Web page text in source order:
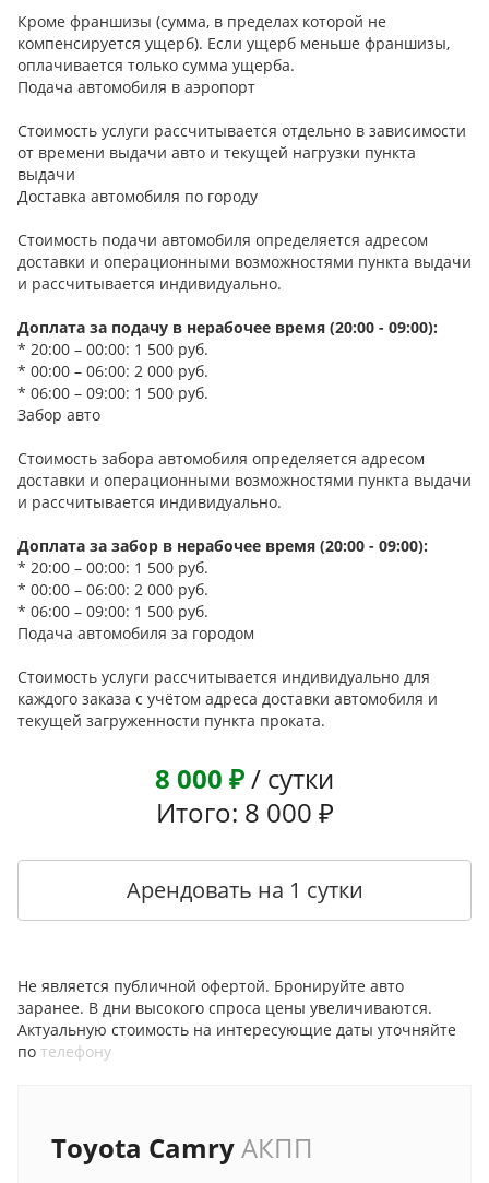
Кроме франшизы (сумма, в пределах которой не
компенсируется ущерб). Если ущерб меньше франшизы,
оплачивается только сумма ущерба.
Подача автомобиля в аэропорт
Стоимость услуги рассчитывается отдельно в зависимости
от времени выдачи авто и текущей нагрузки пункта
выдачи
Доставка автомобиля по городу
Стоимость подачи автомобиля определяется адресом
доставки и операционными возможностями пункта выдачи
и рассчитывается индивидуально.
Доплата за подачу в нерабочее время (20:00 - 09:00):
* 20:00 – 00:00: 1 500 руб.
* 00:00 – 06:00: 2 000 руб.
* 06:00 – 09:00: 1 500 руб.
Забор авто
Стоимость забора автомобиля определяется адресом
доставки и операционными возможностями пункта выдачи
и рассчитывается индивидуально.
Доплата за забор в нерабочее время (20:00 - 09:00):
* 20:00 – 00:00: 1 500 руб.
* 00:00 – 06:00: 2 000 руб.
* 06:00 – 09:00: 1 500 руб.
Подача автомобиля за городом
Стоимость услуги рассчитывается индивидуально для
каждого заказа с учётом адреса доставки автомобиля и
текущей загруженности пункта проката.
8 000 ₽/ сутки
Итого: 8 000 ₽
Арендовать на 1 сутки
Не является публичной офертой. Бронируйте авто
заранее. В дни высокого спроса цены увеличиваются.
Актуальную стоимость на интересующие даты уточняйте
по телефону
Toyota CamryАКПП